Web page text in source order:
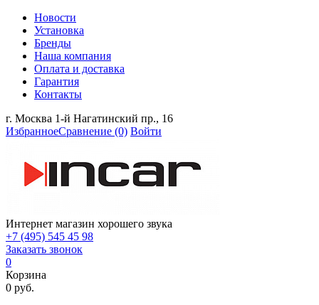
Новости
Установка
Бренды
Наша компания
Оплата и доставка
Гарантия
Контакты
г. Москва 1-й Нагатинский пр., 16
ИзбранноеСравнение (0) Войти
Интернет магазин хорошего звука
+7 (495) 545 45 98
Заказать звонок
0
Корзина
0 руб.